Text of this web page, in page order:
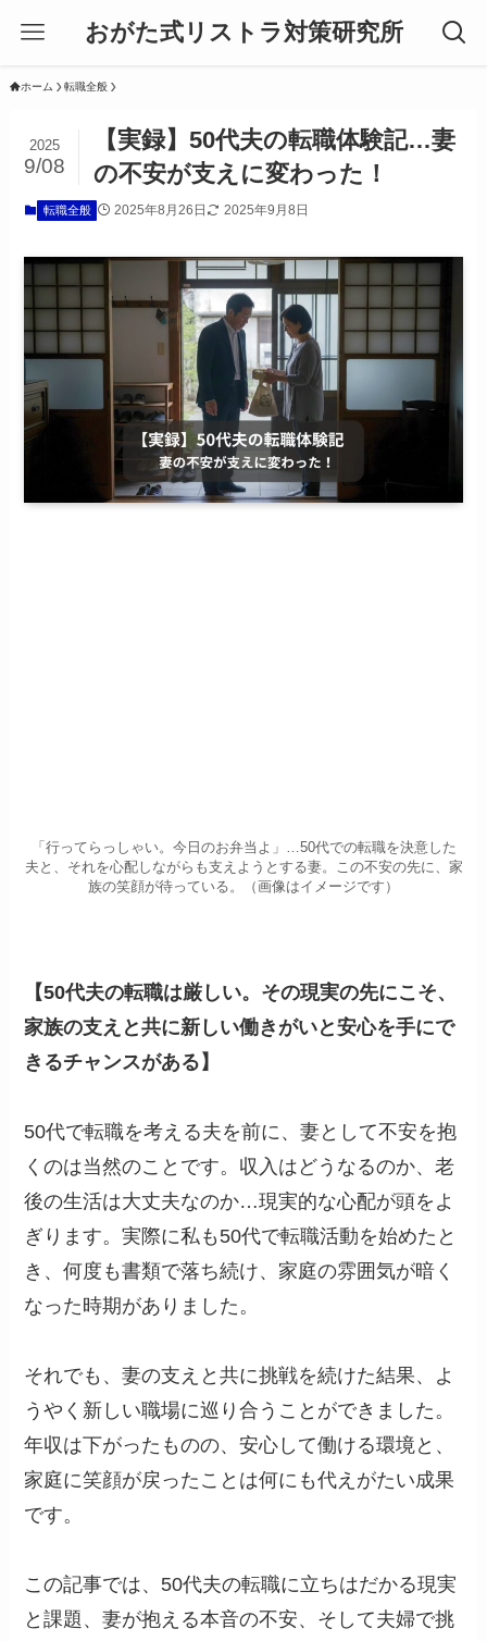
おがた式リストラ対策研究所
ホーム 転職全般
【実録】50代夫の転職体験記…妻
の不安が支えに変わった！
2025
9/08
転職全般 2025年8月26日 2025年9月8日
「行ってらっしゃい。今日のお弁当よ」…50代での転職を決意した
夫と、それを心配しながらも支えようとする妻。この不安の先に、家
族の笑顔が待っている。（画像はイメージです）
【50代夫の転職は厳しい。その現実の先にこそ、
家族の支えと共に新しい働きがいと安心を手にで
きるチャンスがある】
50代で転職を考える夫を前に、妻として不安を抱
くのは当然のことです。収入はどうなるのか、老
後の生活は大丈夫なのか…現実的な心配が頭をよ
ぎります。実際に私も50代で転職活動を始めたと
き、何度も書類で落ち続け、家庭の雰囲気が暗く
なった時期がありました。
それでも、妻の支えと共に挑戦を続けた結果、よ
うやく新しい職場に巡り合うことができました。
年収は下がったものの、安心して働ける環境と、
家庭に笑顔が戻ったことは何にも代えがたい成果
です。
この記事では、50代夫の転職に立ちはだかる現実
と課題、妻が抱える本音の不安、そして夫婦で挑